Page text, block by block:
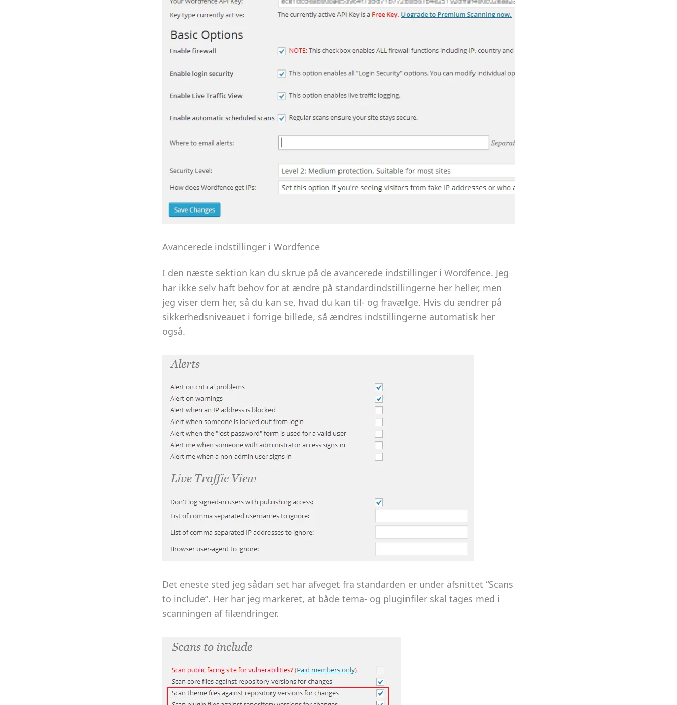
Avancerede indstillinger i Wordfence
I den næste sektion kan du skrue på de avancerede indstillinger i Wordfence. Jeg
har ikke selv haft behov for at ændre på standardindstillingerne her heller, men
jeg viser dem her, så du kan se, hvad du kan til- og fravælge. Hvis du ændrer på
sikkerhedsniveauet i forrige billede, så ændres indstillingerne automatisk her
også.
Det eneste sted jeg sådan set har afveget fra standarden er under afsnittet “Scans
to include”. Her har jeg markeret, at både tema- og pluginfiler skal tages med i
scanningen af filændringer.